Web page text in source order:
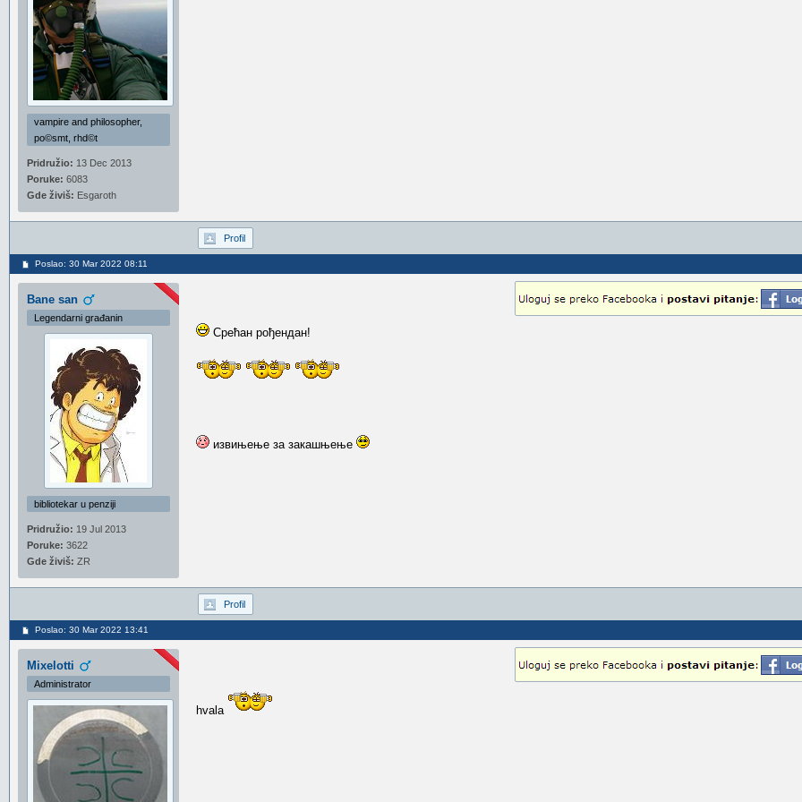
vampire and philosopher,
po©smt, rhd©t
Pridružio: 13 Dec 2013
Poruke: 6083
Gde živiš: Esgaroth
Profil
Poslao: 30 Mar 2022 08:11
Bane san
Legendarni građanin
bibliotekar u penziji
Pridružio: 19 Jul 2013
Poruke: 3622
Gde živiš: ZR
Срећан рођендан!
извињење за закашњење
Profil
Poslao: 30 Mar 2022 13:41
Mixelotti
Administrator
hvala